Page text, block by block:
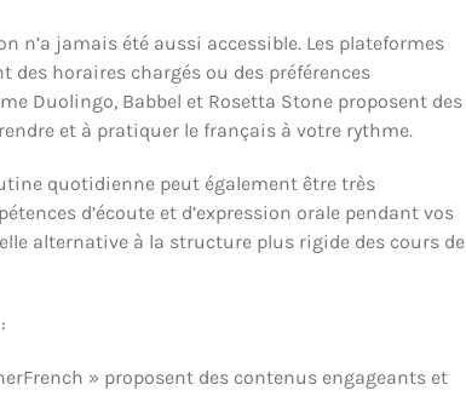
n’a jamais été aussi accessible. Les plateformes
horaires chargés ou des préférences
Duolingo, Babbel et Rosetta Stone proposent des
et à pratiquer le français à votre rythme.
quotidienne peut également être très
d’écoute et d’expression orale pendant vos
alternative à la structure plus rigide des cours de
» proposent des contenus engageants et